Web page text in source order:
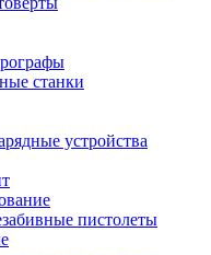
станки
устройства
пистолеты